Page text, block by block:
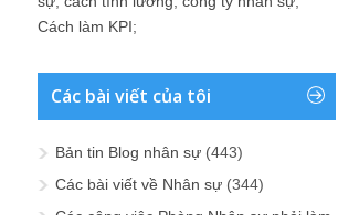
Cách làm KPI;
Các bài viết của tôi
Bản tin Blog nhân sự (443)
Các bài viết về Nhân sự (344)